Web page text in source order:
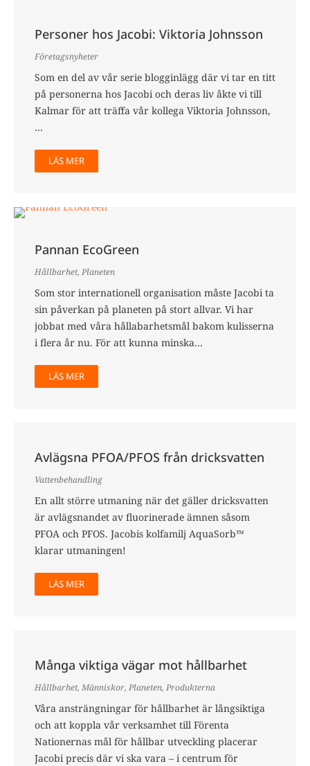
Personer hos Jacobi: Viktoria Johnsson
Företagsnyheter
Som en del av vår serie blogginlägg där vi tar en titt
på personerna hos Jacobi och deras liv åkte vi till
Kalmar för att träffa vår kollega Viktoria Johnsson,
…
LÄS MER
Pannan EcoGreen
Hållbarhet, Planeten
Som stor internationell organisation måste Jacobi ta
sin påverkan på planeten på stort allvar. Vi har
jobbat med våra hållabarhetsmål bakom kulisserna
i flera år nu. För att kunna minska…
LÄS MER
Avlägsna PFOA/PFOS från dricksvatten
Vattenbehandling
En allt större utmaning när det gäller dricksvatten
är avlägsnandet av fluorinerade ämnen såsom
PFOA och PFOS. Jacobis kolfamilj AquaSorb™
klarar utmaningen!
LÄS MER
Många viktiga vägar mot hållbarhet
Hållbarhet, Människor, Planeten, Produkterna
Våra ansträngningar för hållbarhet är långsiktiga
och att koppla vår verksamhet till Förenta
Nationernas mål för hållbar utveckling placerar
Jacobi precis där vi ska vara – i centrum för